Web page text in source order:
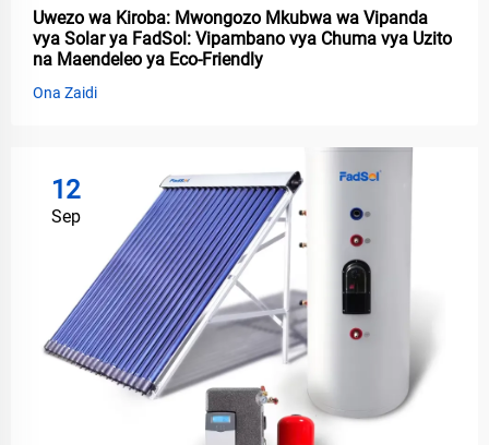
Uwezo wa Kiroba: Mwongozo Mkubwa wa Vipanda
vya Solar ya FadSol: Vipambano vya Chuma vya Uzito
na Maendeleo ya Eco-Friendly
Ona Zaidi
12
Sep